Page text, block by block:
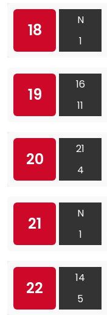
18
N
1
19
16
11
20
21
4
21
N
1
22
14
5